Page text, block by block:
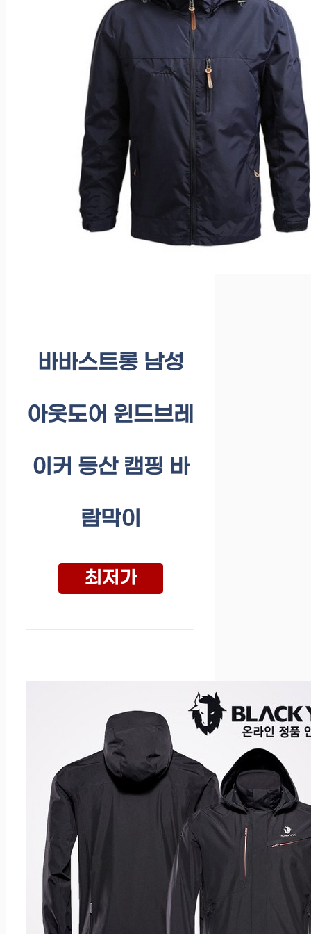
바바스트롱 남성
아웃도어 윈드브레
이커 등산 캠핑 바
람막이
최저가